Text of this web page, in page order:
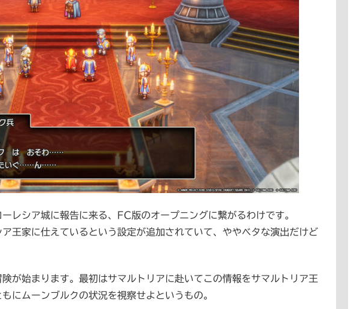
レシア城に報告に来る、FC版のオープニングに繋がるわけです。
王家に仕えているという設定が追加されていて、ややベタな演出だけど
が始まります。最初はサマルトリアに赴いてこの情報をサマルトリア王
にムーンブルクの状況を視察せよというもの。